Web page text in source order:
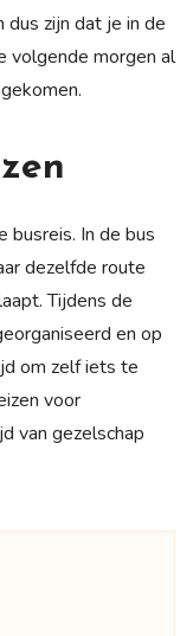
zijn dat je in de
volgende morgen al
busreis. In de bus
dezelfde route
Tijdens de
en op
om zelf iets te
voor
van gezelschap